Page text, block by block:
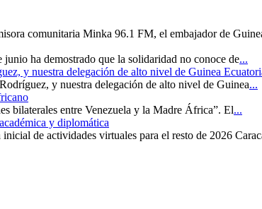
comunitaria Minka 96.1 FM, el embajador de
ha demostrado que la solidaridad no conoce de...
y nuestra delegación de alto nivel de Guinea
y nuestra delegación de alto nivel de Guinea...
bilaterales entre Venezuela y la Madre África”. El...
y diplomática
de actividades virtuales para el resto de 2026